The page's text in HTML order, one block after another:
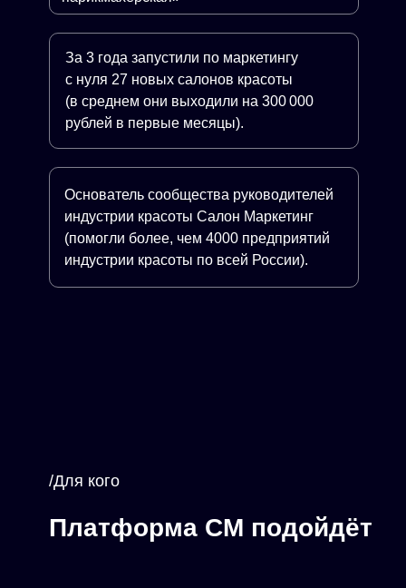
За 3 года запустили по маркетингу
с нуля 27 новых салонов красоты
(в среднем они выходили на 300 000
рублей в первые месяцы).
Основатель сообщества руководителей
индустрии красоты Салон Маркетинг
(помогли более, чем 4000 предприятий
индустрии красоты по всей России).
/Для кого
Платформа СМ подойдёт